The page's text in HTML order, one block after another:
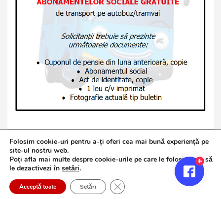
Copyright © 2026Jurnalul de Brăila
Politică de confidențialitate
Theme Horse
Proudly Powered by:WordPress
Folosim cookie-uri pentru a-ți oferi cea mai bună experiență pe
site-ul nostru web.
Poți afla mai multe despre cookie-urile pe care le folosim sau să
le dezactivezi în setări.
Acceptă toate Setări Close GDPR Cookie Banner